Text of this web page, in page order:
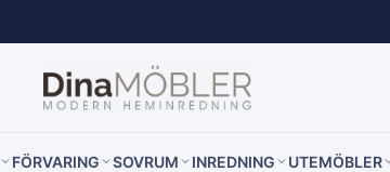
FÖRVARING SOVRUM INREDNING UTEMÖBLER